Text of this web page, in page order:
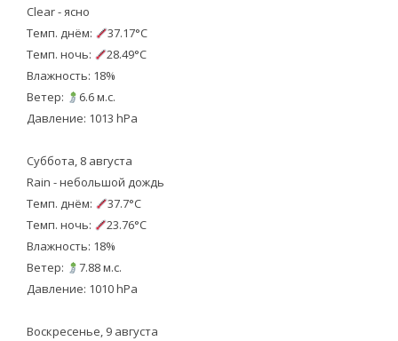
Clear - ясно
Темп. днём:
37.17°C
Темп. ночь:
28.49°C
Влажность: 18%
Ветер:
6.6 м.с.
Давление: 1013 hPa
Суббота, 8 августа
Rain - небольшой дождь
Темп. днём:
37.7°C
Темп. ночь:
23.76°C
Влажность: 18%
Ветер:
7.88 м.с.
Давление: 1010 hPa
Воскресенье, 9 августа